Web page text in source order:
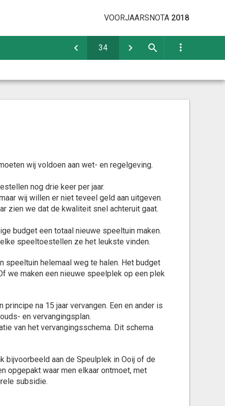
VOORJAARSNOTA 2018
wij voldoen aan wet- en regelgeving.
nog drie keer per jaar.
wij willen er niet teveel geld aan uitgeven.
zien we dat de kwaliteit snel achteruit gaat.
budget een totaal nieuwe speeltuin maken.
speeltoestellen ze het leukste vinden.
speeltuin helemaal weg te halen. Het budget
we maken een nieuwe speelplek op een plek
na 15 jaar vervangen. Een en ander is
en vervangingsplan.
van het vervangingsschema. Dit schema
bijvoorbeeld aan de Speulplek in Ooij of de
opgepakt waar men elkaar ontmoet, met
subsidie.